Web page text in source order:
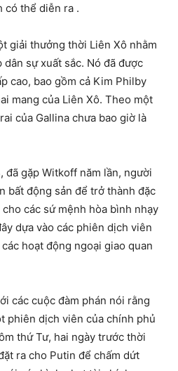
có thể diễn ra .
giải thưởng thời Liên Xô nhằm
sự xuất sắc. Nó đã được
cao, bao gồm cả Kim Philby
mang của Liên Xô. Theo một
của Gallina chưa bao giờ là
đã gặp Witkoff năm lần, người
bất động sản để trở thành đặc
các sứ mệnh hòa bình nhạy
dựa vào các phiên dịch viên
hoạt động ngoại giao quan
các cuộc đàm phán nói rằng
phiên dịch viên của chính phủ
thứ Tư, hai ngày trước thời
ra cho Putin để chấm dứt